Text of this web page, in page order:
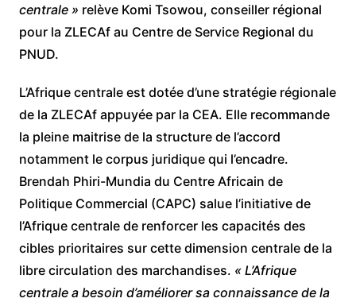
centrale » relève Komi Tsowou, conseiller régional
pour la ZLECAf au Centre de Service Regional du
PNUD.
L’Afrique centrale est dotée d’une stratégie régionale
de la ZLECAf appuyée par la CEA. Elle recommande
la pleine maitrise de la structure de l’accord
notamment le corpus juridique qui l’encadre.
Brendah Phiri-Mundia du Centre Africain de
Politique Commercial (CAPC) salue l’initiative de
l’Afrique centrale de renforcer les capacités des
cibles prioritaires sur cette dimension centrale de la
libre circulation des marchandises. « L’Afrique
centrale a besoin d’améliorer sa connaissance de la